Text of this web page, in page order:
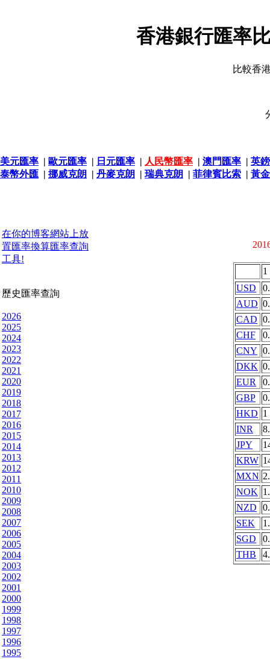
香港銀行匯率
比較香
美元匯率 | 歐元匯率 | 日元匯率 | 人民幣匯率 | 澳門匯率 | 英
泰幣外匯 | 挪威克朗 | 丹麥克朗 | 瑞典克朗 | 菲律賓比索 | 黃
在你的博客網站上放
置匯率換算匯率查詢
工具!
歷史匯率查詢
2026
2025
2024
2023
2022
2021
2020
2019
2018
2017
2016
2015
2014
2013
2012
2011
2010
2009
2008
2007
2006
2005
2004
2003
2002
2001
2000
1999
1998
1997
1996
1995
1
USD
AUD
CAD
CHF
CNY
DKK
EUR
GBP
HKD 1
INR
JPY
KRW
MXN
NOK
NZD
SEK
SGD
THB